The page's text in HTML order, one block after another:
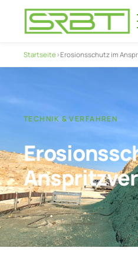
Startseite›Erosionsschutz im
TECHNIK & VERFAHREN